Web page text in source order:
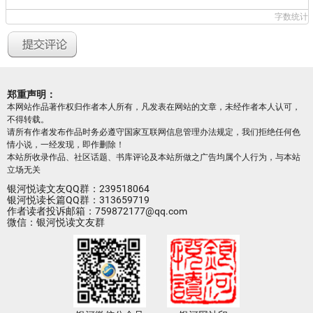
字数统计
郑重声明：
本网站作品著作权归作者本人所有，凡发表在网站的文章，未经作者本人认可，
不得转载。
请所有作者发布作品时务必遵守国家互联网信息管理办法规定，我们拒绝任何色
情小说，一经发现，即作删除！
本站所收录作品、社区话题、书库评论及本站所做之广告均属个人行为，与本站
立场无关
银河悦读文友QQ群：239518064
银河悦读长篇QQ群：313659719
作者读者投诉邮箱：759872177@qq.com
微信：银河悦读文友群